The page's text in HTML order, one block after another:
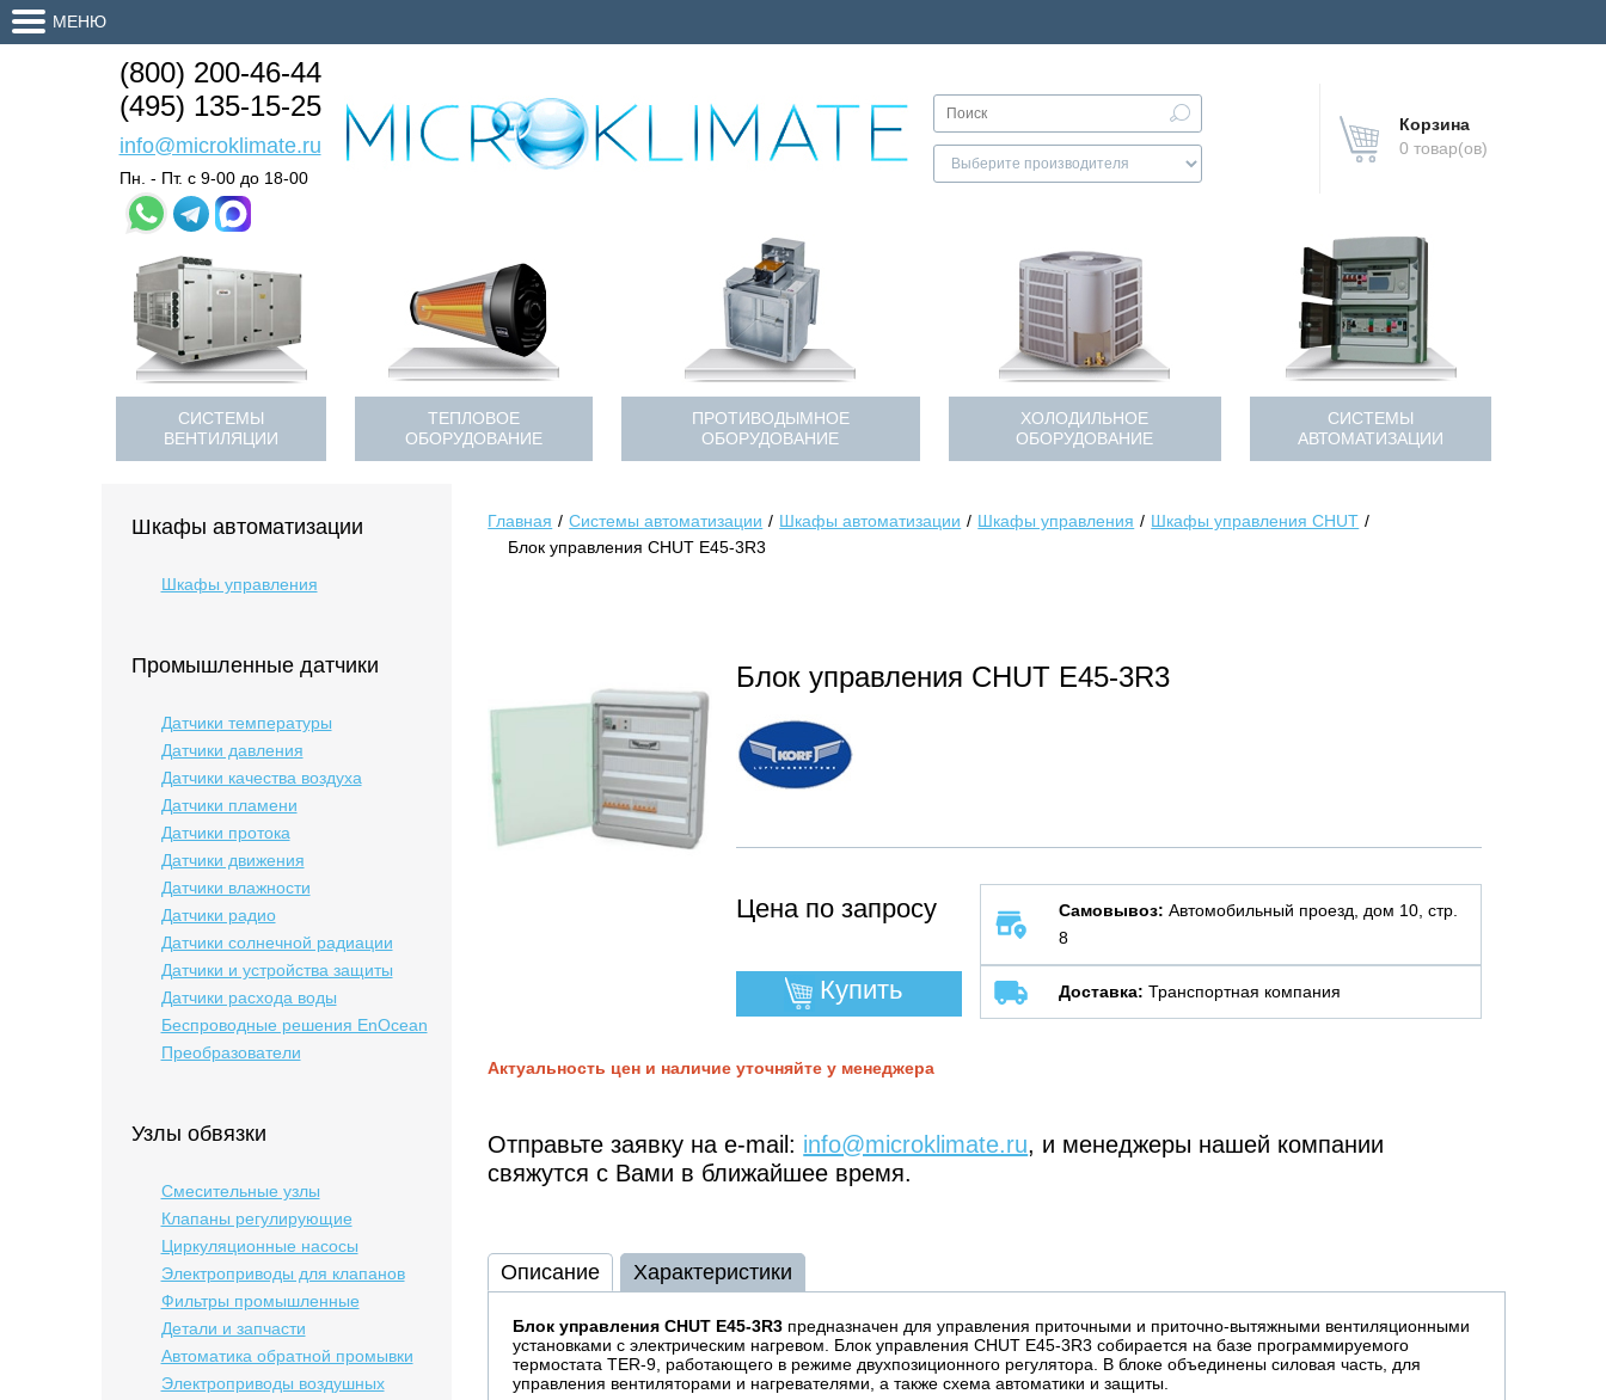
МЕНЮ
(800) 200-46-44
(495) 135-15-25
info@microklimate.ru
Пн. - Пт. с 9-00 до 18-00
Корзина
0 товар(ов)
СИСТЕМЫ
ВЕНТИЛЯЦИИ
ТЕПЛОВОЕ
ОБОРУДОВАНИЕ
ПРОТИВОДЫМНОЕ
ОБОРУДОВАНИЕ
ХОЛОДИЛЬНОЕ
ОБОРУДОВАНИЕ
СИСТЕМЫ
АВТОМАТИЗАЦИИ
Шкафы автоматизации
Шкафы управления
Промышленные датчики
Датчики температуры
Датчики давления
Датчики качества воздуха
Датчики пламени
Датчики протока
Датчики движения
Датчики влажности
Датчики радио
Датчики солнечной радиации
Датчики и устройства защиты
Датчики расхода воды
Беспроводные решения EnOcean
Преобразователи
Узлы обвязки
Смесительные узлы
Клапаны регулирующие
Циркуляционные насосы
Электроприводы для клапанов
Фильтры промышленные
Детали и запчасти
Автоматика обратной промывки
Электроприводы воздушных
Главная Системы автоматизации Шкафы автоматизации Шкафы управления
Шкафы управления CHUT
Блок управления CHUT E45-3R3
Блок управления CHUT E45-3R3
Цена по запросу
Купить
Самовывоз: Автомобильный проезд, дом 10, стр.
8
Доставка: Транспортная компания
Актуальность цен и наличие уточняйте у менеджера
Отправьте заявку на e-mail: info@microklimate.ru, и менеджеры нашей компании
свяжутся с Вами в ближайшее время.
Описание Характеристики
Блок управления CHUТ E45-3R3 предназначен для управления приточными и приточно-вытяжными вентиляционными
установками с электрическим нагревом. Блок управления CHUТ E45-3R3 собирается на базе программируемого
термостата TER-9, работающего в режиме двухпозиционного регулятора. В блоке объединены силовая часть, для
управления вентиляторами и нагревателями, а также схема автоматики и защиты.